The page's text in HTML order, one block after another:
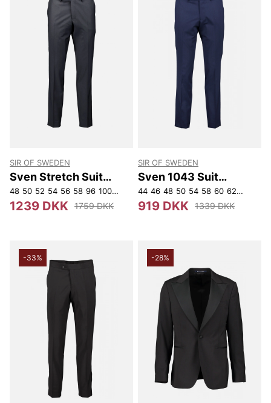
SIR OF SWEDEN
Sven Stretch Suit
Trousers
48 50 52 54 56 58 96 100 104 108 112
1239 DKK 1759 DKK
SIR OF SWEDEN
Sven 1043 Suit
Trousers
44 46 48 50 54 58 60 62 96
919 DKK 1339 DKK
-33% -28%